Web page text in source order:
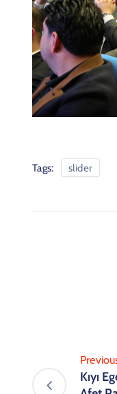
Tags: slider
Kıyı